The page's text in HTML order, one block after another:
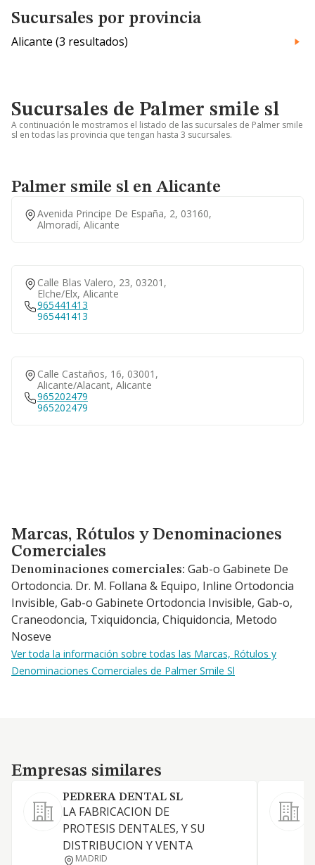
Sucursales por provincia
Alicante (3 resultados)
Sucursales de Palmer smile sl
A continuación le mostramos el listado de las sucursales de Palmer smile
sl en todas las provincia que tengan hasta 3 sucursales.
Palmer smile sl en Alicante
Avenida Principe De España, 2, 03160,
Almoradí, Alicante
Calle Blas Valero, 23, 03201,
Elche/elx, Alicante
965441413
965441413
Calle Castaños, 16, 03001,
Alicante/alacant, Alicante
965202479
965202479
Marcas, Rótulos y Denominaciones Comerciales
Marcas, Rótulos y Denominaciones
Comerciales
Denominaciones comerciales: Gab-o Gabinete De
Ortodoncia. Dr. M. Follana & Equipo, Inline Ortodoncia
Invisible, Gab-o Gabinete Ortodoncia Invisible, Gab-o,
Craneodoncia, Txiquidoncia, Chiquidoncia, Metodo
Noseve
Ver toda la información sobre todas las Marcas, Rótulos y
Denominaciones Comerciales de Palmer Smile Sl
Empresas similares
Empresas similares
PEDRERA DENTAL SL
LA FABRICACION DE
PROTESIS DENTALES, Y SU
DISTRIBUCION Y VENTA
MADRID